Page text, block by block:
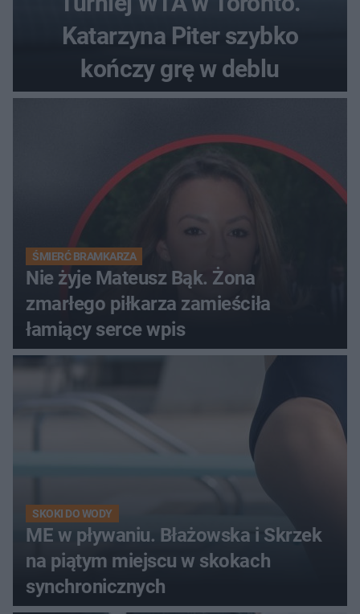
Katarzyna Piter szybko
kończy grę w deblu
ŚMIERĆ BRAMKARZA
Nie żyje Mateusz Bąk. Żona
zmarłego piłkarza zamieściła
łamiący serce wpis
SKOKI DO WODY
ME w pływaniu. Błażowska i Skrzek
na piątym miejscu w skokach
synchronicznych